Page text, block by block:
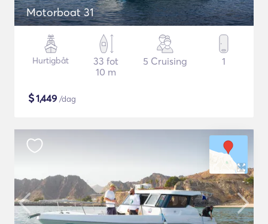
Motorboat 31
Hurtigbåt
33 fot
10 m
5 Cruising 1
$1,449 /dag